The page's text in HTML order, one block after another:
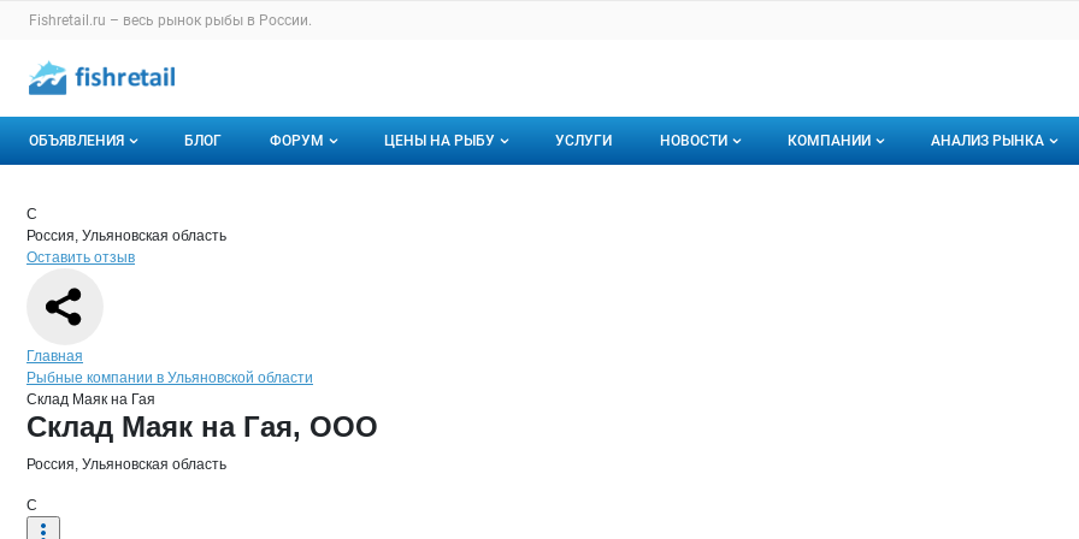
Раздел навигации по сайту fishretail.ru
Fishretail.ru – весь рынок рыбы в России.
Авторизация и меню пользователя
Навигация по разделам сайта fishretail.ru
ОБЪЯВЛЕНИЯ
Горячее предложение
Мои объявления
БЛОГ ФОРУМ ЦЕНЫ НА РЫБУ УСЛУГИ НОВОСТИ КОМПАНИИ АНАЛИЗ РЫНКА
Страница компании
Страница компании
Краткая информация о компании
С
Россия, Ульяновская область
Оставить отзыв
Навигация по сайту
Главная
Рыбные компании в Ульяновской области
Склад Маяк на Гая
Основная информация о компании
Склад Маяк на Гая, ООО
Россия, Ульяновская область
С